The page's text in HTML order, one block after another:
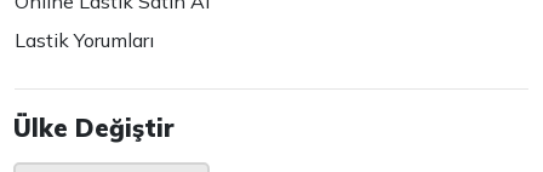
Lastik Yorumları
Ülke Değiştir